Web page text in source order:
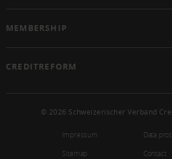
MEMBERSHIP
CREDITREFORM
© 2026 Schweizerischer Verband
Impressum
Data
Sitemap
Contact